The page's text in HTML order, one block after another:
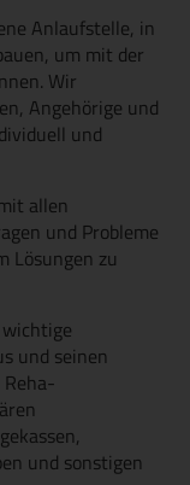
Anlaufstelle, in
um mit der
Wir
Angehörige und
und
allen
und Probleme
Lösungen zu
und seinen
und sonstigen